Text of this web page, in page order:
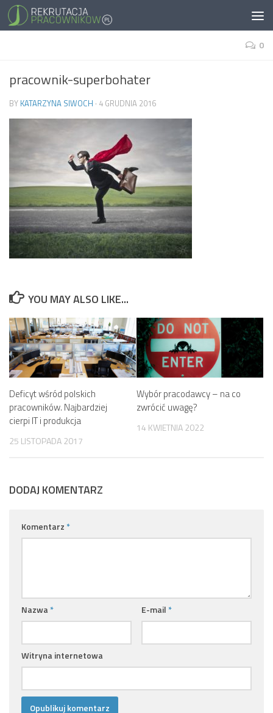
0
pracownik-superbohater
BY KATARZYNA SIWOCH · 4 GRUDNIA 2016
YOU MAY ALSO LIKE...
Deficyt wśród polskich
pracowników. Najbardziej
cierpi IT i produkcja
25 LISTOPADA 2017
Wybór pracodawcy – na co
zwrócić uwagę?
14 KWIETNIA 2022
DODAJ KOMENTARZ
Komentarz *
Nazwa * E-mail *
Witryna internetowa